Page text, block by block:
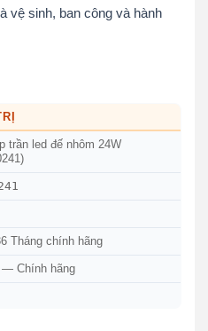
sinh, ban công và hành
trần led đế nhôm 24W
Tháng chính hãng
— Chính hãng